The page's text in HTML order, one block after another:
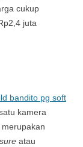
cukup
juta
bandito pg soft
kamera
atau